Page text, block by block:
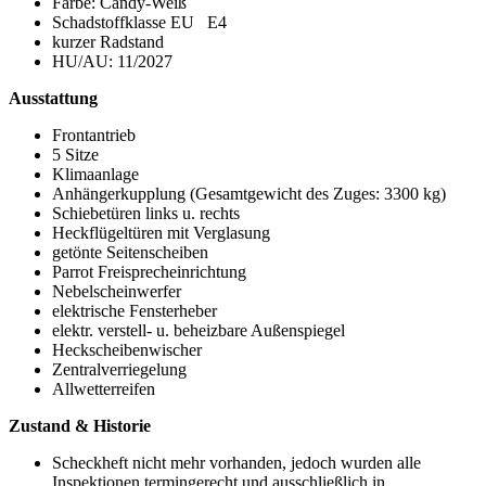
Schadstoffklasse EU E4
kurzer Radstand
HU/AU: 11/2027
Ausstattung
Frontantrieb
5 Sitze
Klimaanlage
Anhängerkupplung (Gesamtgewicht des Zuges: 3300 kg)
Schiebetüren links u. rechts
Heckflügeltüren mit Verglasung
getönte Seitenscheiben
Parrot Freisprecheinrichtung
Nebelscheinwerfer
elektrische Fensterheber
elektr. verstell- u. beheizbare Außenspiegel
Heckscheibenwischer
Zentralverriegelung
Allwetterreifen
Zustand & Historie
Scheckheft nicht mehr vorhanden, jedoch wurden alle
Inspektionen termingerecht und ausschließlich in